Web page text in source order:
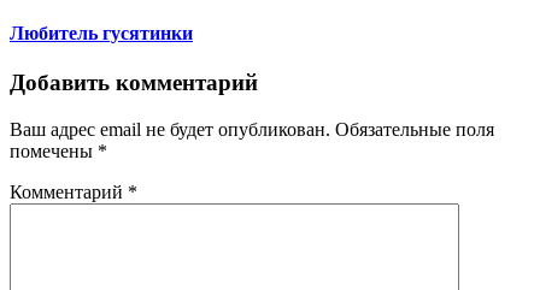
Любитель гусятинки
Добавить комментарий
Ваш адрес email не будет опубликован. Обязательные поля
помечены *
Комментарий *